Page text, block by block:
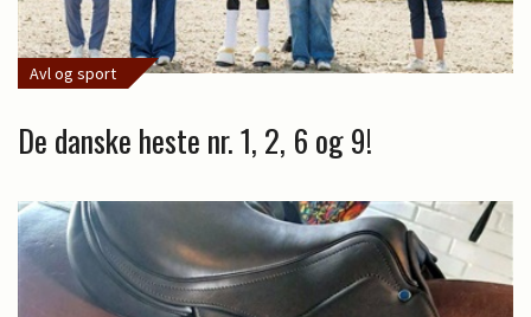
Avl og sport
De danske heste nr. 1, 2, 6 og 9!